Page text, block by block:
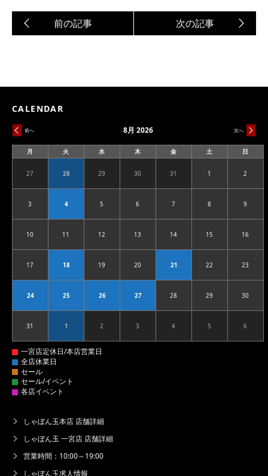
CALENDAR
前へ 次へ
8月 2026
月
曜
火
曜
水
曜
木
曜
金
曜
土
曜
日
曜
272026.07.27 282026.07.28 292026.07.29 302026.07.30 312026.07.31 12026.08.01 2
32026.08.03 42026.08.04 52026.08.05 62026.08.06 72026.08.07 82026.08.08 9
102026.08.10 112026.08.11 122026.08.12 132026.08.13 142026.08.14 152026.08.15 16
172026.08.17 182026.08.18 192026.08.19 202026.08.20 212026.08.21 222026.08.22 23
242026.08.24 252026.08.25 262026.08.26 272026.08.27 282026.08.28 292026.08.29 30
312026.08.31 12026.09.01 22026.09.02 32026.09.03 42026.09.04 52026.09.05 6
しゃぼん玉本店 店舗詳細
しゃぼん玉 一宮店 店舗詳細
営業時間：10:00～19:00
しゃぼん玉求人情報